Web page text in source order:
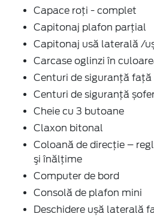
Capace roți - complet
Capitonaj plafon parţial
Capitonaj usă laterală /
Carcase oglinzi în
Centuri de siguranţă
Centuri de siguranţă
Cheie cu 3 butoane
Claxon bitonal
Coloană de direcție –
şi înălţime
Computer de bord
Consolă de plafon mini
Deschidere ușă laterală